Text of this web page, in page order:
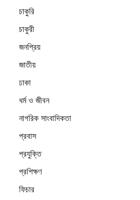
চাকুরি
চাকুরী
জনপ্রিয়
জাতীয়
ঢাকা
ধর্ম ও জীবন
নাগরিক সাংবাদিকতা
প্রবাস
প্রযুক্তি
প্রশিক্ষণ
ফিচার